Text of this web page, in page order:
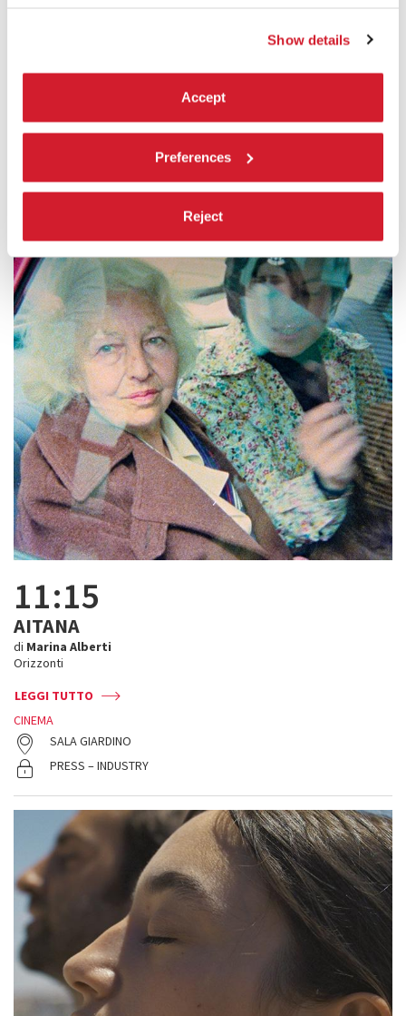
Show details
Accept
Preferences
Reject
PRESS – INDUSTRY
11:15
AITANA
di Marina Alberti
Orizzonti
LEGGI TUTTO
CINEMA
SALA GIARDINO
PRESS – INDUSTRY